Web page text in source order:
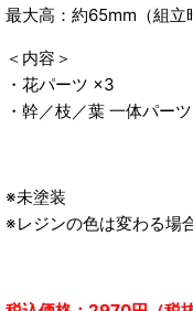
最大高：約65mm（組立
＜内容＞
・花パーツ ×3
・幹／枝／葉 一体パー
※未塗装
※レジンの色は変わる場